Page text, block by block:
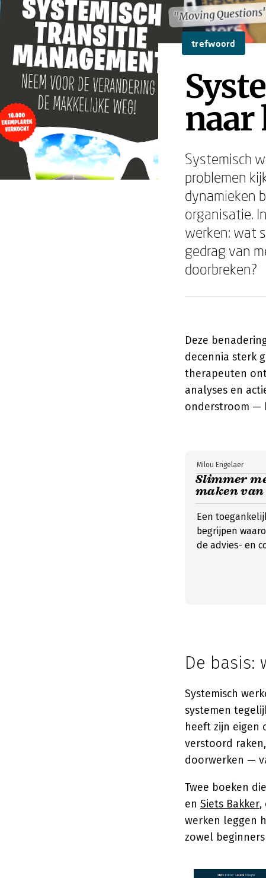
"Moving
"Moving
trefwoord
naar
Systemisch
problemen
dynamieken
organisatie.
werken: wat
gedrag van
doorbreken?
Deze
decennia sterk
therapeuten
analyses en
onderstroom —
Slimmer
maken
Milou Engelaer
Een
begrijpen
de advies- en
De basis:
Systemisch
systemen
heeft zijn eigen
verstoord
doorwerken —
Twee boeken
en Siets Bakker,
werken leggen
zowel